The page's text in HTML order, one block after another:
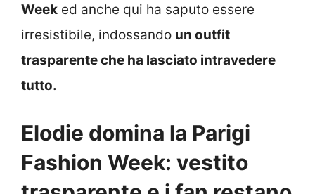
Week ed anche qui ha saputo essere
irresistibile, indossando un outfit
trasparente che ha lasciato intravedere
tutto.
Elodie domina la Parigi
Fashion Week: vestito